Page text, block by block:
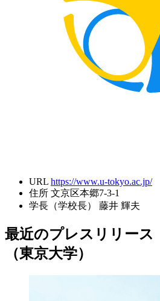
URL https://www.u-tokyo.ac.jp/
住所 文京区本郷7-3-1
学長（学校長）
藤井 輝夫
最近のプレスリリース
（東京大学）